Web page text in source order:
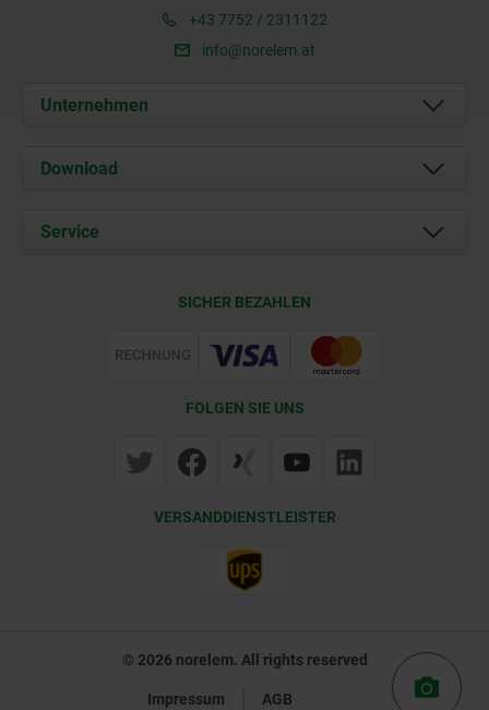
+43 7752 / 2311122
info@norelem.at
Unternehmen
Über uns
Kontakt
Download
Dokumente
Service
SICHER BEZAHLEN
FOLGEN SIE UNS
VERSANDDIENSTLEISTER
© 2026 norelem. All rights reserved
Impressum AGB